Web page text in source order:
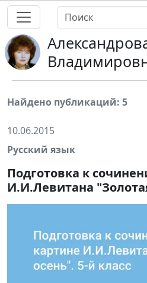
Найдено публикаций: 5
10.06.2015
Русский язык
Подготовка к
И.И.Левитана